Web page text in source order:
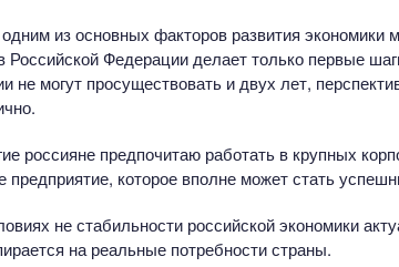
из основных факторов развития экономики
Федерации делает только первые
не могут просуществовать и двух лет,
россияне предпочитаю работать в крупных
предприятие, которое вполне может стать
не стабильности российской экономики
на реальные потребности страны.